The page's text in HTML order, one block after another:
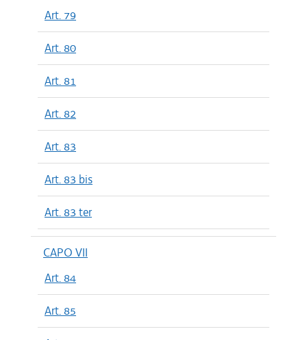
Art. 79
Art. 80
Art. 81
Art. 82
Art. 83
Art. 83 bis
Art. 83 ter
CAPO VII
Art. 84
Art. 85